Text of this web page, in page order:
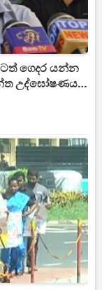
ගෙදර යන්න
උද්ඝෝෂණයක්